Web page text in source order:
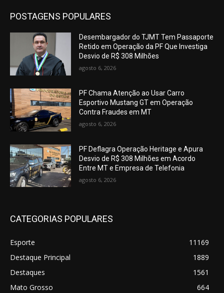
POSTAGENS POPULARES
Desembargador do TJMT Tem Passaporte
Retido em Operação da PF Que Investiga
Desvio de R$ 308 Milhões
agosto 6, 2026
PF Chama Atenção ao Usar Carro
Esportivo Mustang GT em Operação
Contra Fraudes em MT
agosto 6, 2026
PF Deflagra Operação Heritage e Apura
Desvio de R$ 308 Milhões em Acordo
Entre MT e Empresa de Telefonia
agosto 6, 2026
CATEGORIAS POPULARES
Esporte
11169
Destaque Principal
1889
Destaques
1561
Mato Grosso
664